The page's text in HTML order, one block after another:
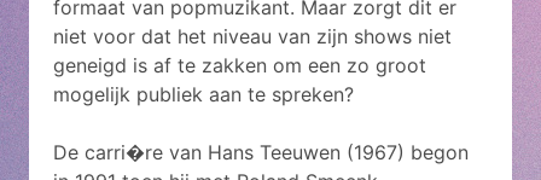
formaat van popmuzikant. Maar zorgt dit er
niet voor dat het niveau van zijn shows niet
geneigd is af te zakken om een zo groot
mogelijk publiek aan te spreken?
De carri�re van Hans Teeuwen (1967) begon